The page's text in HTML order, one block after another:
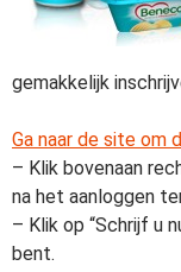
gemakkelijk
Ga naar de site om
– Klik bovenaan
na het aanloggen
– Klik op “Schrijf u
bent.